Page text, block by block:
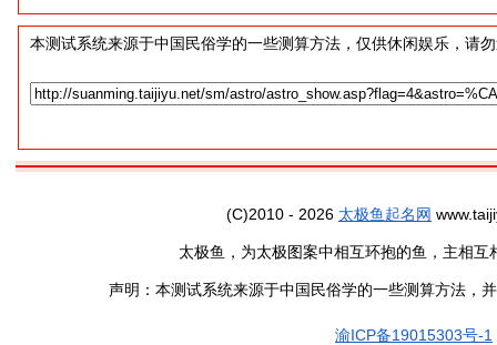
本测试系统来源于中国民俗学的一些测算方法，仅供休闲娱乐，请
(C)2010 - 2026 太极鱼起名网
太极鱼，为太极图案中相互环抱的鱼，主相
声明：本测试系统来源于中国民俗学的一些测算方法，
渝ICP备19015303号-1